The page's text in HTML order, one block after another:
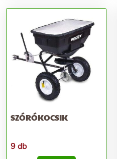
SZÓRÓKOCSIK
9 db